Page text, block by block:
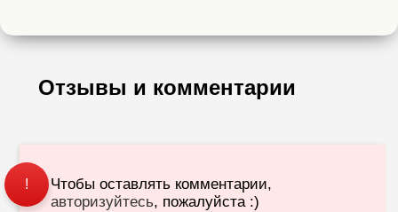
Отзывы и комментарии
!
Чтобы оставлять комментарии,
авторизуйтесь, пожалуйста :)